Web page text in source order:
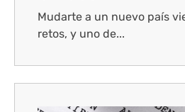
Mudarte a un nuevo país
retos, y uno de...